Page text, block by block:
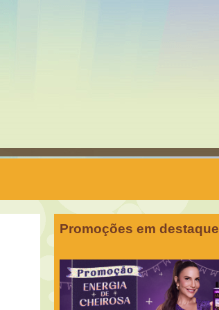
Promoções em destaque